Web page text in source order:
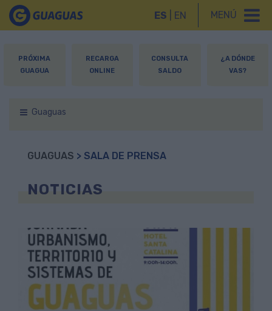
MENÚ
ES EN
PRÓXIMA
GUAGUA
RECARGA
ONLINE
CONSULTA
SALDO
¿A DÓNDE
VAS?
Guaguas
GUAGUAS > SALA DE PRENSA
NOTICIAS